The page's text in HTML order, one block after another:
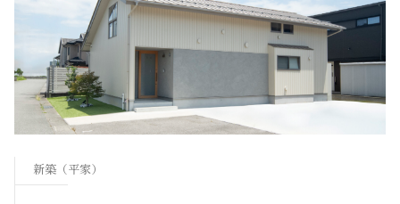
新築（平家）